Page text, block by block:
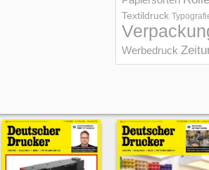
Textildruck
Werbedruck